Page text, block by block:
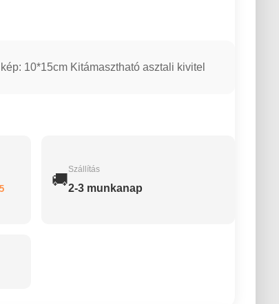
10*15cm Kitámasztható asztali kivitel
🚚
Szállítás
2-3 munkanap